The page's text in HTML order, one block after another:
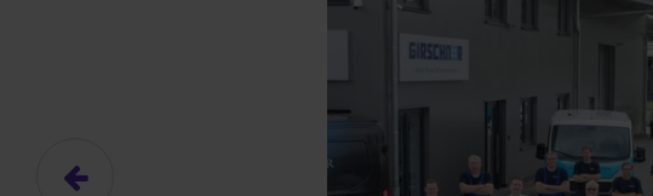
Hier gibt es (eigentlich) was
Das hier ist ein Platzhalter für Video-
Ja, ich erlaube die externen Inhalte
Ich bin damit einverstanden, dass mir die
an Drittplattformen übermittelt werden. Mehr